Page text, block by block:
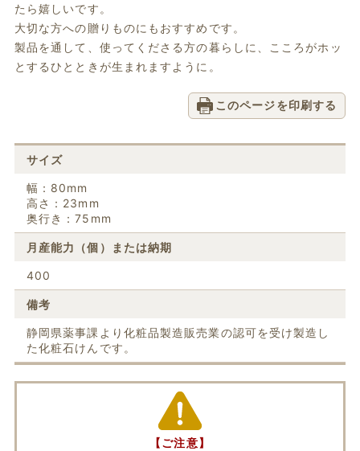
たら嬉しいです。
大切な方への贈りものにもおすすめです。
製品を通して、使ってくださる方の暮らしに、こころがホッ
とするひとときが生まれますように。
このページを印刷する
サイズ
幅：80mm
高さ：23mm
奥行き：75mm
月産能力（個）または納期
400
備考
静岡県薬事課より化粧品製造販売業の認可を受け製造し
た化粧石けんです。
【ご注意】